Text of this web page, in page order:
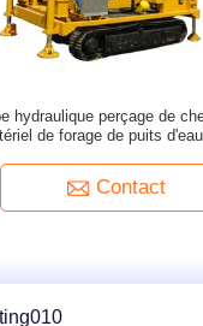
hydraulique perçage de
de forage de puits
Contact